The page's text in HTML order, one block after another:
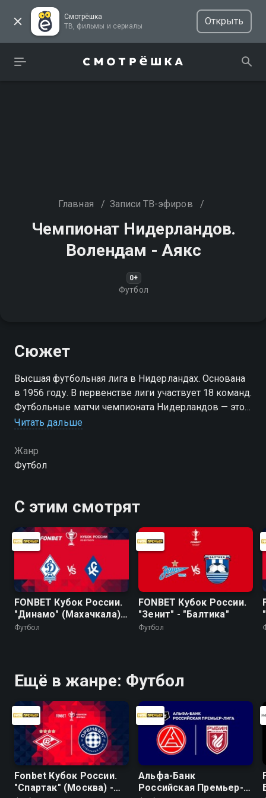
Смотрёшка
ТВ, фильмы и сериалы
Открыть
Главная / Записи ТВ-эфиров /
Чемпионат Нидерландов.
Волендам - Аякс
0+
Футбол
Сюжет
Высшая футбольная лига в Нидерландах. Основана
в 1956 году. В первенстве лиги участвует 18 команд.
Футбольные матчи чемпионата Нидерландов — это
всегда интересно!
Читать дальше
Жанр
Футбол
С этим смотрят
FONBET Кубок России.
"Динамо" (Махачкала) -
"Крылья Советов"
Футбол
FONBET Кубок России.
"Зенит" - "Балтика"
Футбол
Ещё в жанре: Футбол
Fonbet Кубок России.
"Спартак" (Москва) -
Альфа-Банк
Российская Премьер-